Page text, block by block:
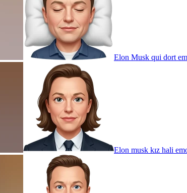
Elon Musk qui dort
Elon musk kız hali